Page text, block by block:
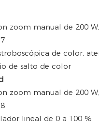
de color,
de salto de color
lineal de 0 a 100 %